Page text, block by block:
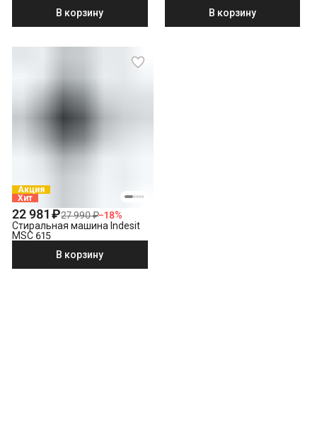
В корзину
В корзину
Акция
Хит
22 981 ₽27 990 ₽−18%
Стиральная машина Indesit
MSC 615
В корзину